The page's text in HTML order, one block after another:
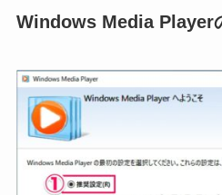
Windows Media Player